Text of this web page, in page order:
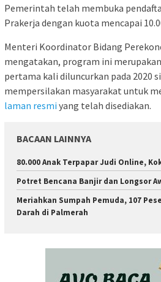
Pemerintah telah membuka
Prakerja dengan kuota mencapai
Menteri Koordinator Bidang
mengatakan, program ini
pertama kali diluncurkan pada 2020
mempersilakan masyarakat untuk
laman resmi yang telah disediakan.
BACAAN LAINNYA
80.000 Anak Terpapar Judi Online,
Potret Bencana Banjir dan Longsor
Meriahkan Sumpah Pemuda, 107
Darah di Palmerah